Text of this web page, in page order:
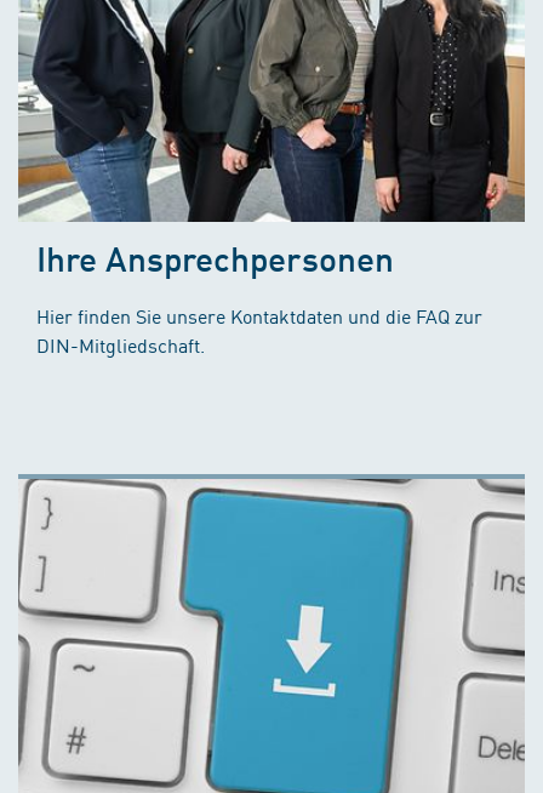
Ihre Ansprechpersonen
Hier finden Sie unsere Kontaktdaten und die FAQ zur
DIN-Mitgliedschaft.